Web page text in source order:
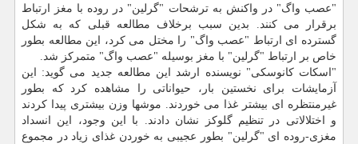
"عصب واگ" در واکنش به ترشحات "گرلین" در روده با مغز ارتباط
برقرار می کنند. بدین سبب برخلاف مطالعه قبلی که به شکل
گسترده ای ارتباط "عصب واگ" را مختل می کرد، این مطالعه بطور
خاص بر ارتباط "گرلین" با مغز بوسیله "عصب واگ" متمرکز شد.
"اسکات کانوسکی" نویسنده ارشد این مطالعه جدید می گوید: این
آزمایشات برای نخستین بار، حیواناتی را مشاهده کرد که بطور
غیرمنتظره ای بیشتر غذا می خوردند. موشها وزن بیشتری پیدا کردند
و اختلالاتی در تنظیم گلوکز نشان دادند. با این وجود، این انسداد
مغزی-روده ای "گرلین" بطور عجیبی به خوردن غذای زیاد در مجموع